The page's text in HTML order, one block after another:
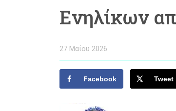
Ενηλίκων
27 Μαΐου 2026
Facebook Tweet